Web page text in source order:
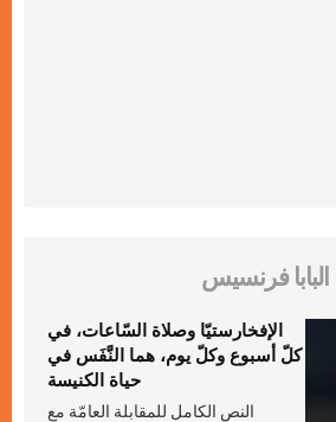
البابا فرنسيس
الإفخارستيّا وصلاة السّاعات، في
كلّ أسبوع وكلّ يوم، هما النَّفَس في
حياة الكنيسة
النص الكامل للمقابلة العامّة مع